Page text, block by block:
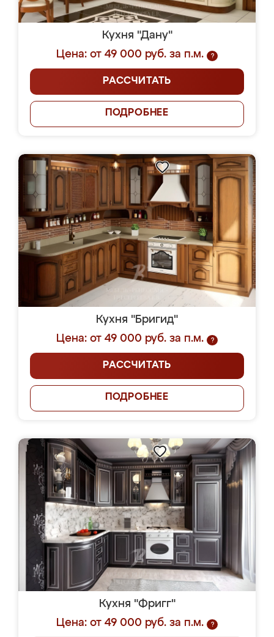
Кухня "Дану"
Цена: от 49 000 руб. за п.м.
?
РАССЧИТАТЬ
ПОДРОБНЕЕ
Кухня "Бригид"
Цена: от 49 000 руб. за п.м.
?
РАССЧИТАТЬ
ПОДРОБНЕЕ
Кухня "Фригг"
Цена: от 49 000 руб. за п.м.
?